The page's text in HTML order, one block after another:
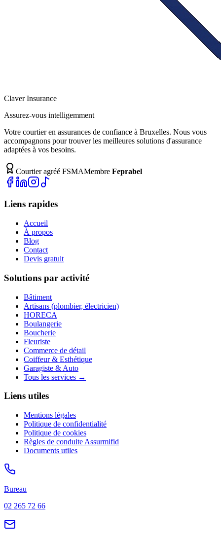
ClaverInsurance
Assurez-vous intelligemment
Votre courtier en assurances de confiance à Bruxelles. Nous vous
accompagnons pour trouver les meilleures solutions d'assurance
adaptées à vos besoins.
Courtier agréé FSMAMembre Feprabel
Liens rapides
Accueil
À propos
Blog
Contact
Devis gratuit
Solutions par activité
Bâtiment
Artisans (plombier, électricien)
HORECA
Boulangerie
Boucherie
Fleuriste
Commerce de détail
Coiffeur & Esthétique
Garagiste & Auto
Tous les services →
Liens utiles
Mentions légales
Politique de confidentialité
Politique de cookies
Règles de conduite Assurmifid
Documents utiles
Bureau
02 265 72 66